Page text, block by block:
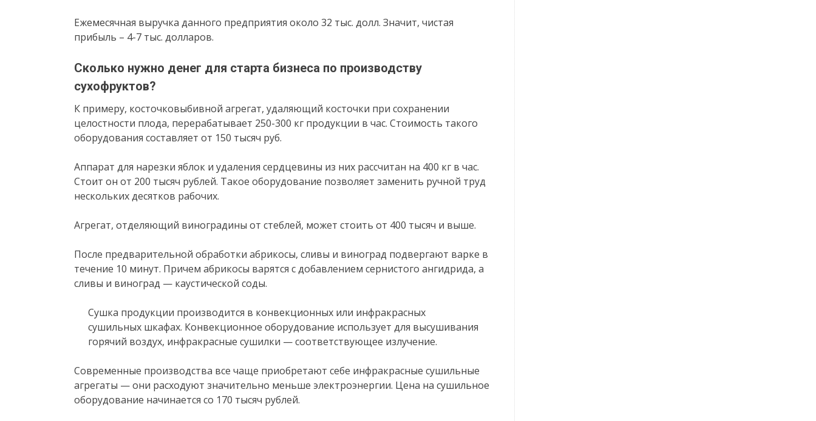
Ежемесячная выручка данного предприятия около 32 тыс. долл. Значит, чистая
прибыль – 4-7 тыс. долларов.
Сколько нужно денег для старта бизнеса по производству
сухофруктов?
К примеру, косточковыбивной агрегат, удаляющий косточки при сохранении
целостности плода, перерабатывает 250-300 кг продукции в час. Стоимость такого
оборудования составляет от 150 тысяч руб.
Аппарат для нарезки яблок и удаления сердцевины из них рассчитан на 400 кг в час.
Стоит он от 200 тысяч рублей. Такое оборудование позволяет заменить ручной труд
нескольких десятков рабочих.
Агрегат, отделяющий виноградины от стеблей, может стоить от 400 тысяч и выше.
После предварительной обработки абрикосы, сливы и виноград подвергают варке в
течение 10 минут. Причем абрикосы варятся с добавлением сернистого ангидрида, а
сливы и виноград — каустической соды.
Сушка продукции производится в конвекционных или инфракрасных
сушильных шкафах. Конвекционное оборудование использует для высушивания
горячий воздух, инфракрасные сушилки — соответствующее излучение.
Современные производства все чаще приобретают себе инфракрасные сушильные
агрегаты — они расходуют значительно меньше электроэнергии. Цена на сушильное
оборудование начинается со 170 тысяч рублей.